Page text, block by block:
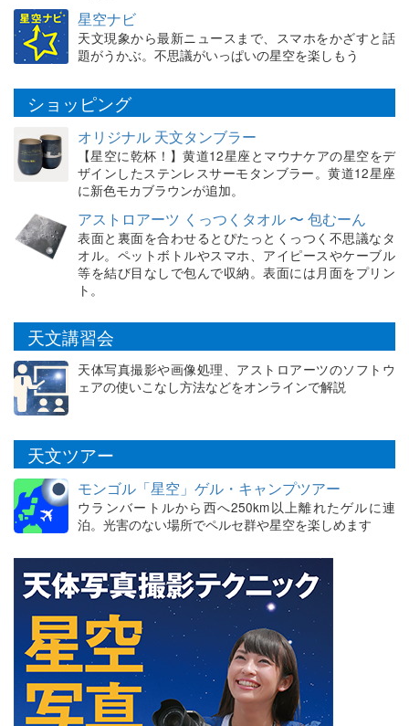
星空ナビ
天文現象から最新ニュースまで、スマホをかざすと話
題がうかぶ。不思議がいっぱいの星空を楽しもう
ショッピング
オリジナル 天文タンブラー
【星空に乾杯！】黄道12星座とマウナケアの星空をデ
ザインしたステンレスサーモタンブラー。黄道12星座
に新色モカブラウンが追加。
アストロアーツ くっつくタオル 〜 包むーん
表面と裏面を合わせるとぴたっとくっつく不思議なタ
オル。ペットボトルやスマホ、アイピースやケーブル
等を結び目なしで包んで収納。表面には月面をプリン
ト。
天文講習会
天体写真撮影や画像処理、アストロアーツのソフトウ
ェアの使いこなし方法などをオンラインで解説
天文ツアー
モンゴル「星空」ゲル・キャンプツアー
ウランバートルから西へ250km以上離れたゲルに連
泊。光害のない場所でペルセ群や星空を楽しめます